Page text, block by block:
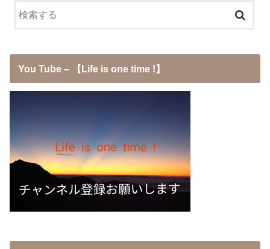
You Tube – 【Life is one time !】